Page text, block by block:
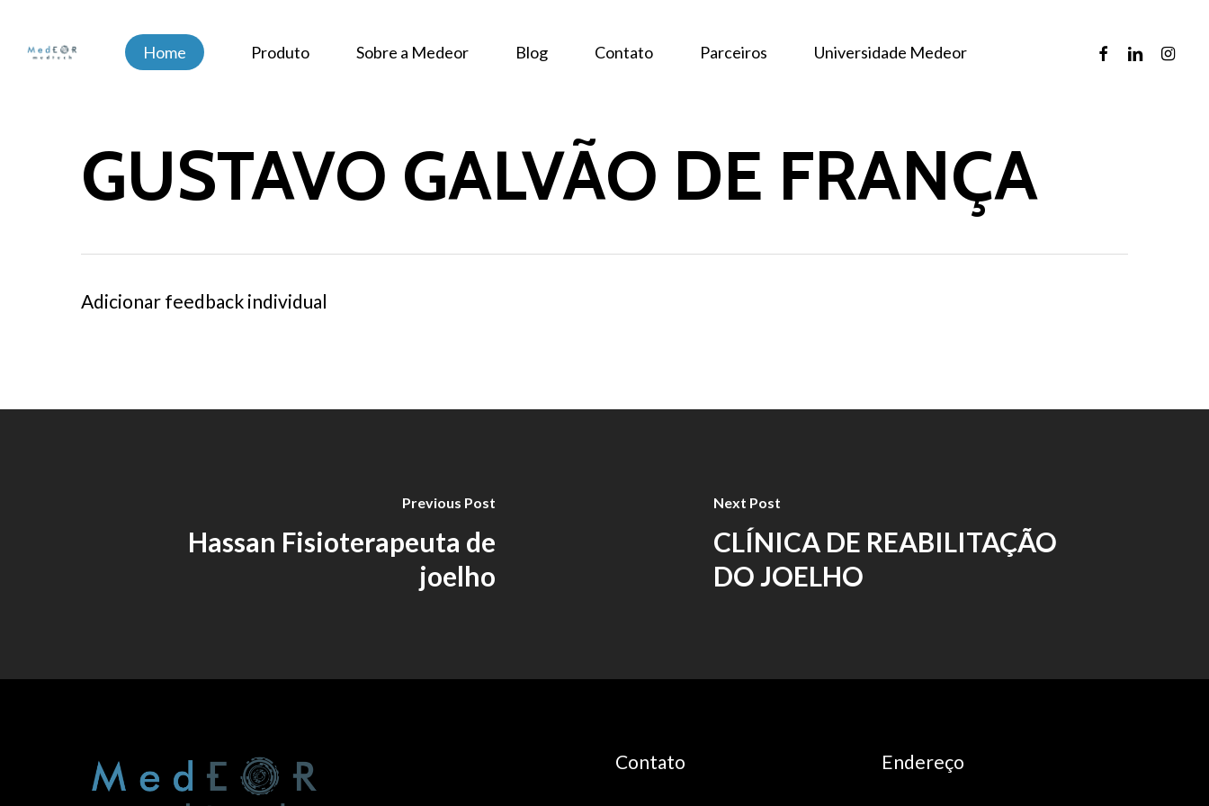
Home Produto Sobre a Medeor Blog Contato Parceiros Universidade Medeor facebooklinkedin
GUSTAVO GALVÃO DE FRANÇA
Adicionar feedback individual
Previous Post
Hassan Fisioterapeuta de
joelho
Next Post
CLÍNICA DE REABILITAÇÃO
DO JOELHO
Contato Endereço